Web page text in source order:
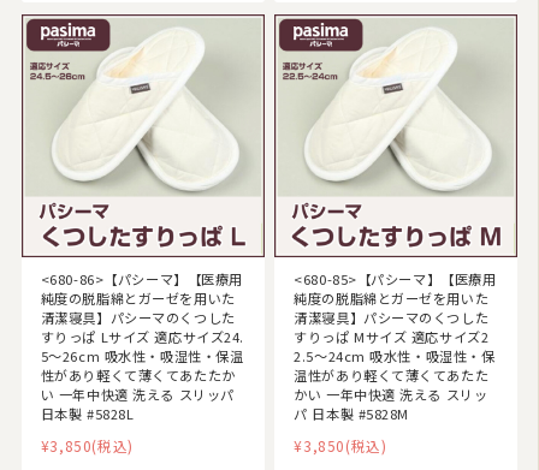
<680-86>【パシーマ】【医療用
純度の脱脂綿とガーゼを用いた
清潔寝具】パシーマのくつした
すりっぱ Lサイズ 適応サイズ24.
5〜26cm 吸水性・吸湿性・保温
性があり軽くて薄くてあたたか
い 一年中快適 洗える スリッパ
日本製 #5828L
¥3,850(税込)
<680-85>【パシーマ】【医療用
純度の脱脂綿とガーゼを用いた
清潔寝具】パシーマのくつした
すりっぱ Mサイズ 適応サイズ2
2.5〜24cm 吸水性・吸湿性・保
温性があり軽くて薄くてあたた
かい 一年中快適 洗える スリッ
パ 日本製 #5828M
¥3,850(税込)
タオル
インナー・ルームウェア
美容・健康グッズ
日用品・生活雑貨
防炎・防災寝具
ペット用品
ムートン
ブランド
羽毛ふとんリフォーム・打ち直し